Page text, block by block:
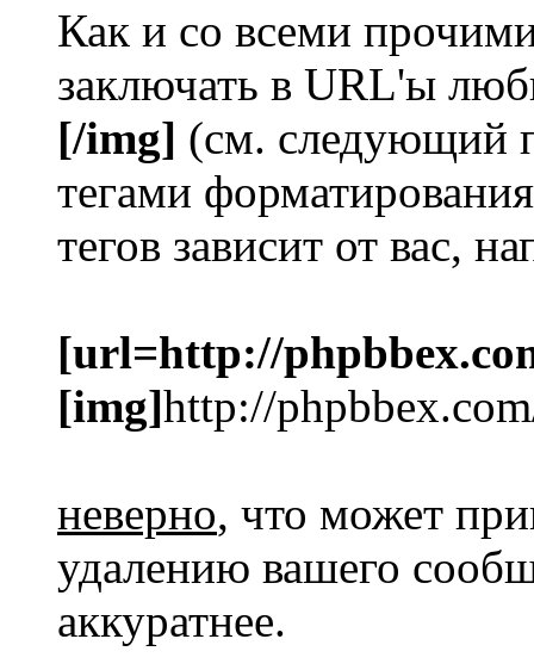
Как и со всеми
заключать в URL'ы
[/img] (см. следующий
тегами
тегов зависит от вас,
[url=http://
[img]http://
неверно, что может
удалению вашего
аккуратнее.